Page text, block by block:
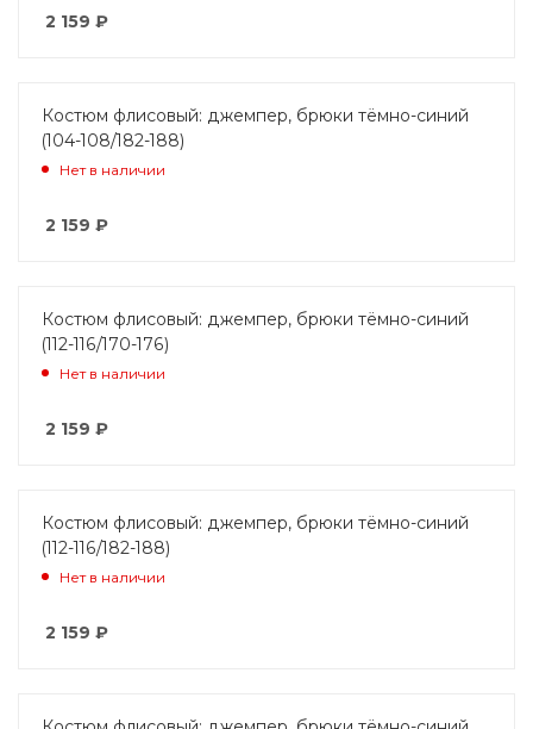
2 159 ₽
Костюм флисовый: джемпер, брюки тёмно-синий
(104-108/182-188)
Нет в наличии
2 159 ₽
Костюм флисовый: джемпер, брюки тёмно-синий
(112-116/170-176)
Нет в наличии
2 159 ₽
Костюм флисовый: джемпер, брюки тёмно-синий
(112-116/182-188)
Нет в наличии
2 159 ₽